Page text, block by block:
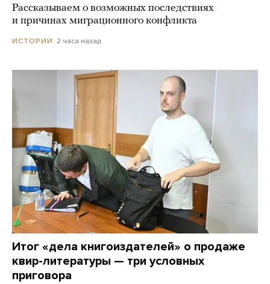
Рассказываем о возможных последствиях
и причинах миграционного конфликта
ИСТОРИИ 2 часа назад
Итог «дела книгоиздателей» о продаже
квир-литературы — три условных
приговора